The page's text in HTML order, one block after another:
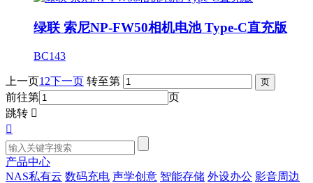
绿联 索尼NP-FW50相机电池 Type-C直充版
BC143
上一页1 2下一页 转至第
前往第
页
跳转 

产品中心
NAS私有云 数码充电 声学创意 智能存储 外设办公 影音周边